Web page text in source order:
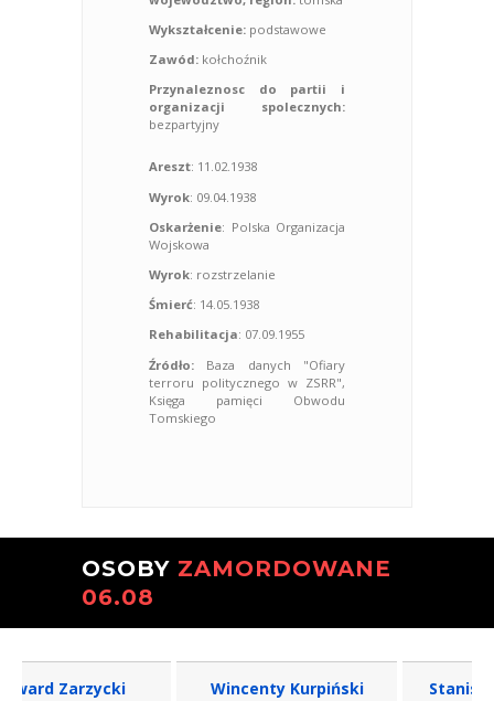
Wykształcenie: podstawowe
Zawód: kołchoźnik
Przynaleznosc do partii i
organizacji spolecznych:
bezpartyjny
Areszt: 11.02.1938
Wyrok: 09.04.1938
Oskarżenie: Polska Organizacja
Wojskowa
Wyrok: rozstrzelanie
Śmierć: 14.05.1938
Rehabilitacja: 07.09.1955
Źródło: Baza danych "Ofiary
terroru politycznego w ZSRR",
Księga pamięci Obwodu
Tomskiego
OSOBY ZAMORDOWANE
06.08
Zarzycki
Wincenty Kurpiński